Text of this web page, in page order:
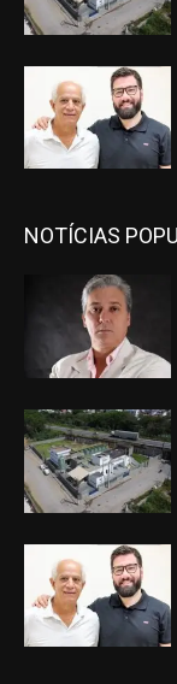
NOTÍCIAS